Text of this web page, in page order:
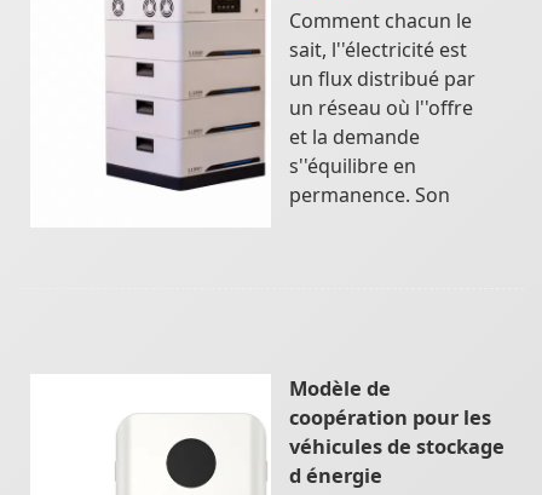
Comment chacun le
sait, l''électricité est
un flux distribué par
un réseau où l''offre
et la demande
s''équilibre en
permanence. Son
Modèle de
coopération pour les
véhicules de stockage
d énergie